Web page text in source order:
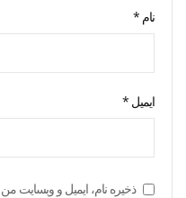
نام *
ایمیل *
ذخیره نام، ایمیل و وبسایت